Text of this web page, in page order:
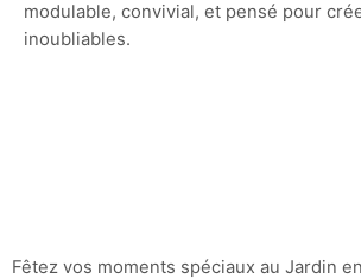
modulable, convivial, et pensé pour
inoubliables.
Fêtez vos moments spéciaux au Jardin